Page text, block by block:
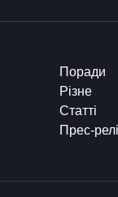
Поради
Різне
Статті
Прес-